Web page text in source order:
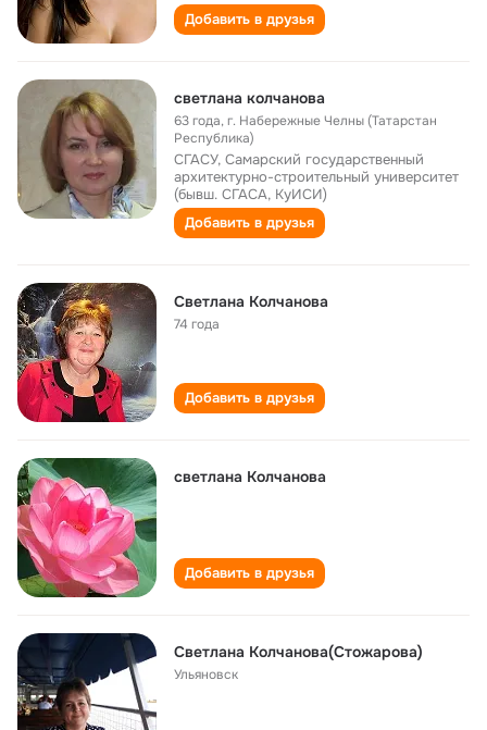
Добавить в друзья
светлана колчанова
63 года,г. Набережные Челны (Татарстан
Республика)
СГАСУ, Самарский государственный
архитектурно-строительный университет
(бывш. СГАСА, КуИСИ)
Добавить в друзья
Светлана Колчанова
74 года
Добавить в друзья
светлана Колчанова
Добавить в друзья
Светлана Колчанова(Стожарова)
Ульяновск